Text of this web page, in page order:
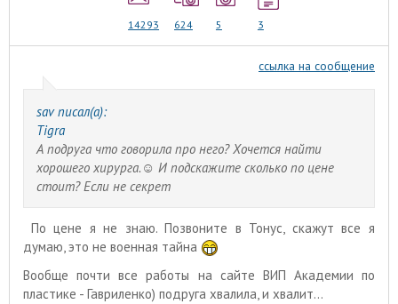
14293 624 5 3
ссылка на сообщение
sav писал(а):
Tigra
А подруга что говорила про него? Хочется найти
хорошего хирурга.☺️ И подскажите сколько по цене
стоит? Если не секрет
По цене я не знаю. Позвоните в Тонус, скажут все я
думаю, это не военная тайна
Вообще почти все работы на сайте ВИП Академии по
пластике - Гавриленко) подруга хвалила, и хвалит...